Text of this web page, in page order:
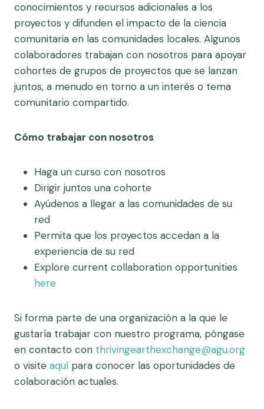
conocimientos y recursos adicionales a los
proyectos y difunden el impacto de la ciencia
comunitaria en las comunidades locales. Algunos
colaboradores trabajan con nosotros para apoyar
cohortes de grupos de proyectos que se lanzan
juntos, a menudo en torno a un interés o tema
comunitario compartido.
Cómo trabajar con nosotros
Haga un curso con nosotros
Dirigir juntos una cohorte
Ayúdenos a llegar a las comunidades de su
red
Permita que los proyectos accedan a la
experiencia de su red
Explore current collaboration opportunities
here
Si forma parte de una organización a la que le
gustaría trabajar con nuestro programa, póngase
en contacto con thrivingearthexchange@agu.org
o visite aquí para conocer las oportunidades de
colaboración actuales.